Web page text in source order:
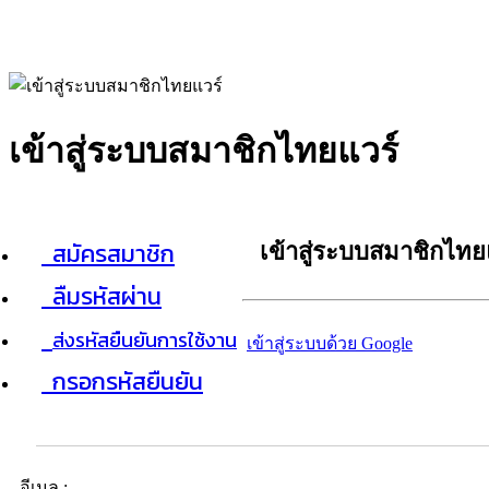
เข้าสู่ระบบสมาชิกไทยแวร์
สมัครสมาชิก
ลืมรหัสผ่าน
ส่งรหัสยืนยันการใช้งาน
กรอกรหัสยืนยัน
เข้าสู่ระบบสมาชิกไท
เข้าสู่ระบบด้วย Google